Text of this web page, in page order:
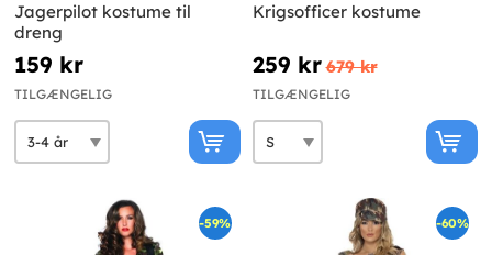
Jagerpilot kostume til
dreng
159 kr
TILGÆNGELIG
Krigsofficer kostume
259 kr 679 kr
TILGÆNGELIG
-59% -60%